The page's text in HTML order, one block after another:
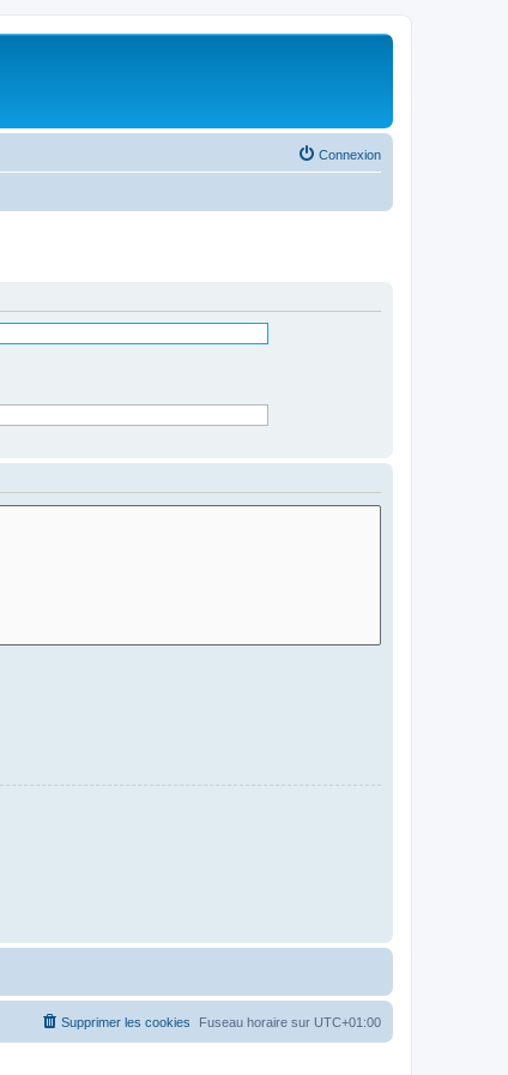
Connexion
Fuseau horaire sur UTC+01:00
Supprimer les cookies